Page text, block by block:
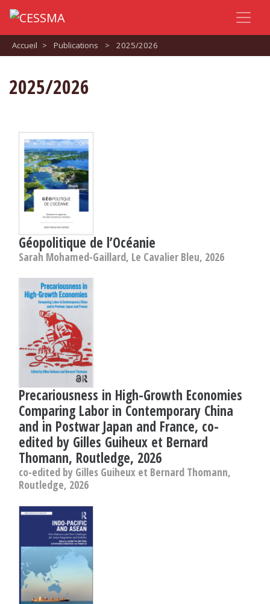
Accueil > Publications > 2025/2026
2025/2026
Géopolitique de l’Océanie
Sarah Mohamed-Gaillard, Le Cavalier Bleu, 2026
Precariousness in High-Growth Economies
Comparing Labor in Contemporary China
and in Postwar Japan and France, co-
edited by Gilles Guiheux et Bernard
Thomann, Routledge, 2026
co-edited by Gilles Guiheux et Bernard Thomann,
Routledge, 2026